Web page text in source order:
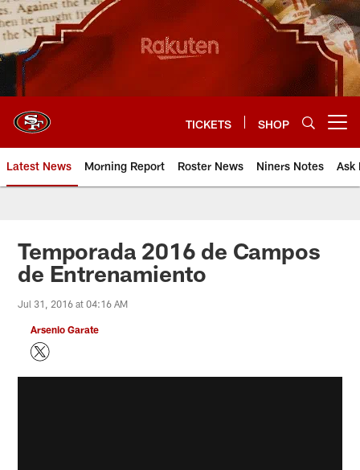
Skip
to
main
content
TICKETS SHOP
Latest News Morning Report Roster News Niners Notes Ask
Temporada 2016 de Campos
de Entrenamiento
Jul 31, 2016 at 04:16 AM
Arsenio Garate